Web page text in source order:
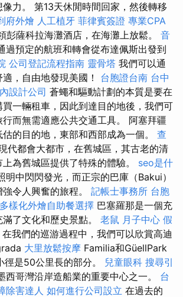
力。 第13天休閒時間回家，然後轉移
府外燴 人工植牙 菲律賓簽證 專業CPA
彭薩科拉海灘酒店，在海灘上放鬆。 音
過預定的航班和轉會從布達佩斯出發到
公司登記流程指南 靈骨塔 我們可以通
，自由地發現美國！ 台胞證台南 台中
設計公司 蒼蠅和驅動計劃的本質是要在
一輛租車，因此到達目的地後，我們可
而無需適應公共交通工具。 阿塞拜疆
的目的地，東部和西部成為一個。 查
代都會大都市，在舊城區，其古老的清
為舊城區提供了特殊的體驗。 seo是什
明中閃閃發光，而正宗的巴庫（Bakui）
令人興奮的旅程。 記帳士事務所 台胞
多樣化外燴自助餐選擇 巴塞羅那是一個充
了文化和歷史景點。 老鼠 月子中心 假
在我們的巡游過程中，我們可以欣賞高迪
大里放鬆按摩 Familia和GüellPark
是50公里長的部分。 兒童眼科 搜尋引
西哥灣沿岸造船業的重要中心之一。 台
除害達人 如何進行公司設立 在過去的